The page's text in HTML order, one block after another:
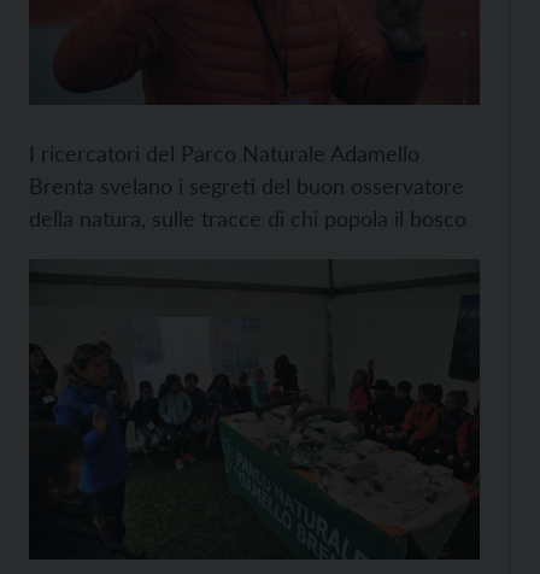
I ricercatori del Parco Naturale Adamello
Brenta svelano i segreti del buon osservatore
della natura, sulle tracce di chi popola il bosco